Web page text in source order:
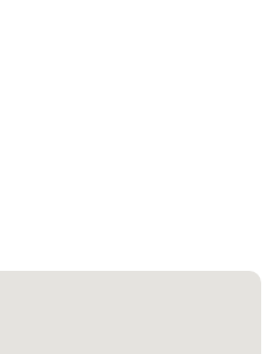
Вернацца, осмотрите
в Манарола, побываете в
роскошные пляжи
автомобильное
Я проведу вас по